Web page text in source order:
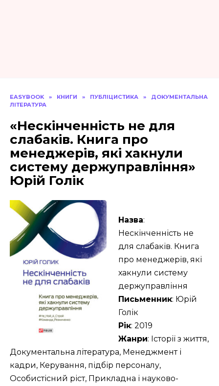
EASYBOOK » КНИГИ » ПУБЛІЦИСТИКА »
ДОКУМЕНТАЛЬНА
ЛІТЕРАТУРА
«Нескінченність не для
слабаків. Книга про
менеджерів, які хакнули
систему держуправління»
Юрій Голік
Назва:
Нескінченність не
для слабаків. Книга
про менеджерів, які
хакнули систему
держуправління
Письменник: Юрій
Голік
Рік: 2019
Жанри: Історії з життя,
Документальна література, Менеджмент і
кадри, Керування, підбір персоналу,
Особистісний ріст, Прикладна і науково-